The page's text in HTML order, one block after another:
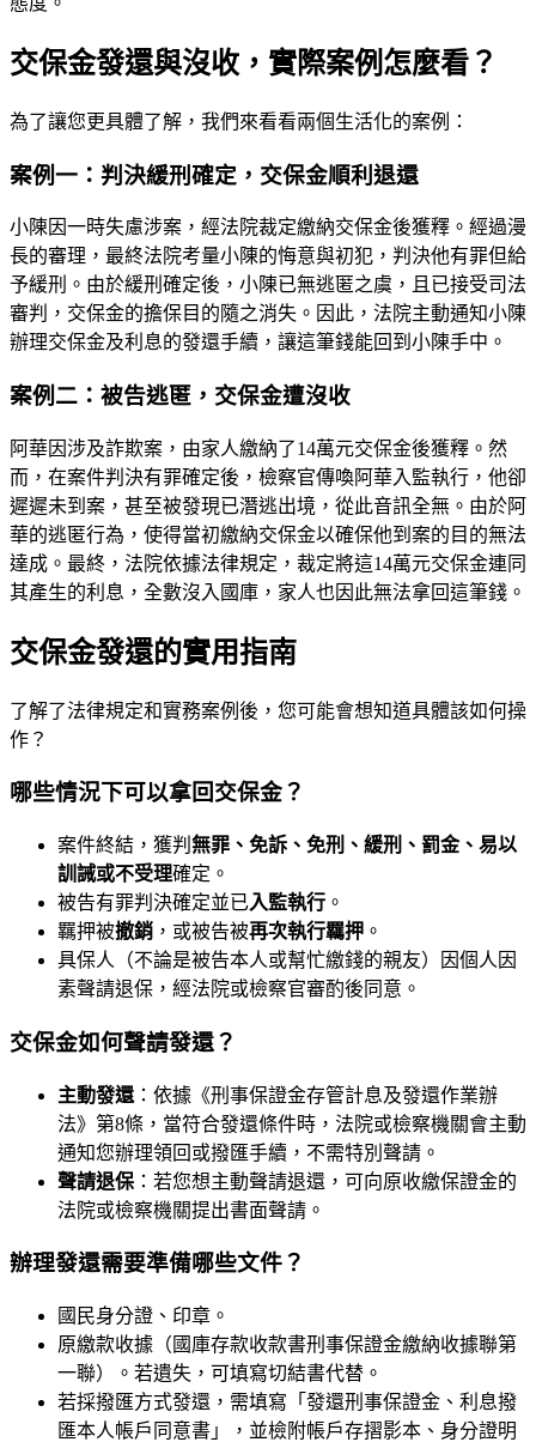
交保金發還與沒收，實際案例怎麼看？
為了讓您更具體了解，我們來看看兩個生活化的案例：
案例一：判決緩刑確定，交保金順利退還
小陳因一時失慮涉案，經法院裁定繳納交保金後獲釋。經過漫
長的審理，最終法院考量小陳的悔意與初犯，判決他有罪但給
予緩刑。由於緩刑確定後，小陳已無逃匿之虞，且已接受司法
審判，交保金的擔保目的隨之消失。因此，法院主動通知小陳
辦理交保金及利息的發還手續，讓這筆錢能回到小陳手中。
案例二：被告逃匿，交保金遭沒收
阿華因涉及詐欺案，由家人繳納了14萬元交保金後獲釋。然
而，在案件判決有罪確定後，檢察官傳喚阿華入監執行，他卻
遲遲未到案，甚至被發現已潛逃出境，從此音訊全無。由於阿
華的逃匿行為，使得當初繳納交保金以確保他到案的目的無法
達成。最終，法院依據法律規定，裁定將這14萬元交保金連同
其產生的利息，全數沒入國庫，家人也因此無法拿回這筆錢。
交保金發還的實用指南
了解了法律規定和實務案例後，您可能會想知道具體該如何操
作？
哪些情況下可以拿回交保金？
案件終結，獲判 無罪、免訴、免刑、緩刑、罰金、易以
訓誡或不受理確定。
被告有罪判決確定並已入監執行 。
羈押被撤銷 ，或被告被再次執行羈押 。
具保人（不論是被告本人或幫忙繳錢的親友）因個人因
素聲請退保，經法院或檢察官審酌後同意。
交保金如何聲請發還？
主動發還 ：依據《刑事保證金存管計息及發還作業辦
法》第8條，當符合發還條件時，法院或檢察機關會主動
通知您辦理領回或撥匯手續，不需特別聲請。
聲請退保 ：若您想主動聲請退還，可向原收繳保證金的
法院或檢察機關提出書面聲請。
辦理發還需要準備哪些文件？
國民身分證、印章。
原繳款收據（國庫存款收款書刑事保證金繳納收據聯第
一聯）。若遺失，可填寫切結書代替。
若採撥匯方式發還，需填寫「發還刑事保證金、利息撥
匯本人帳戶同意書」，並檢附帳戶存摺影本、身分證明